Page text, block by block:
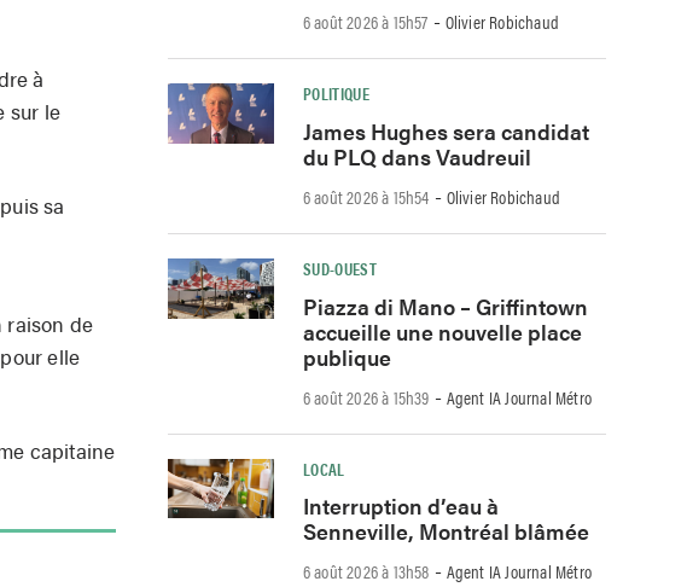
à
sur le
sa
raison de
elle
capitaine
6 août 2026 à 15h57 -Olivier Robichaud
POLITIQUE
James Hughes sera candidat
du PLQ dans Vaudreuil
6 août 2026 à 15h54 -Olivier Robichaud
SUD-OUEST
Piazza di Mano – Griffintown
accueille une nouvelle place
publique
6 août 2026 à 15h39 -Agent IA Journal Métro
LOCAL
Interruption d’eau à
Senneville, Montréal blâmée
6 août 2026 à 13h58 -Agent IA Journal Métro